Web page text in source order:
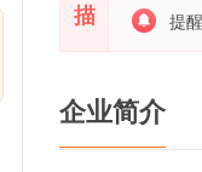
描
提
企业简介